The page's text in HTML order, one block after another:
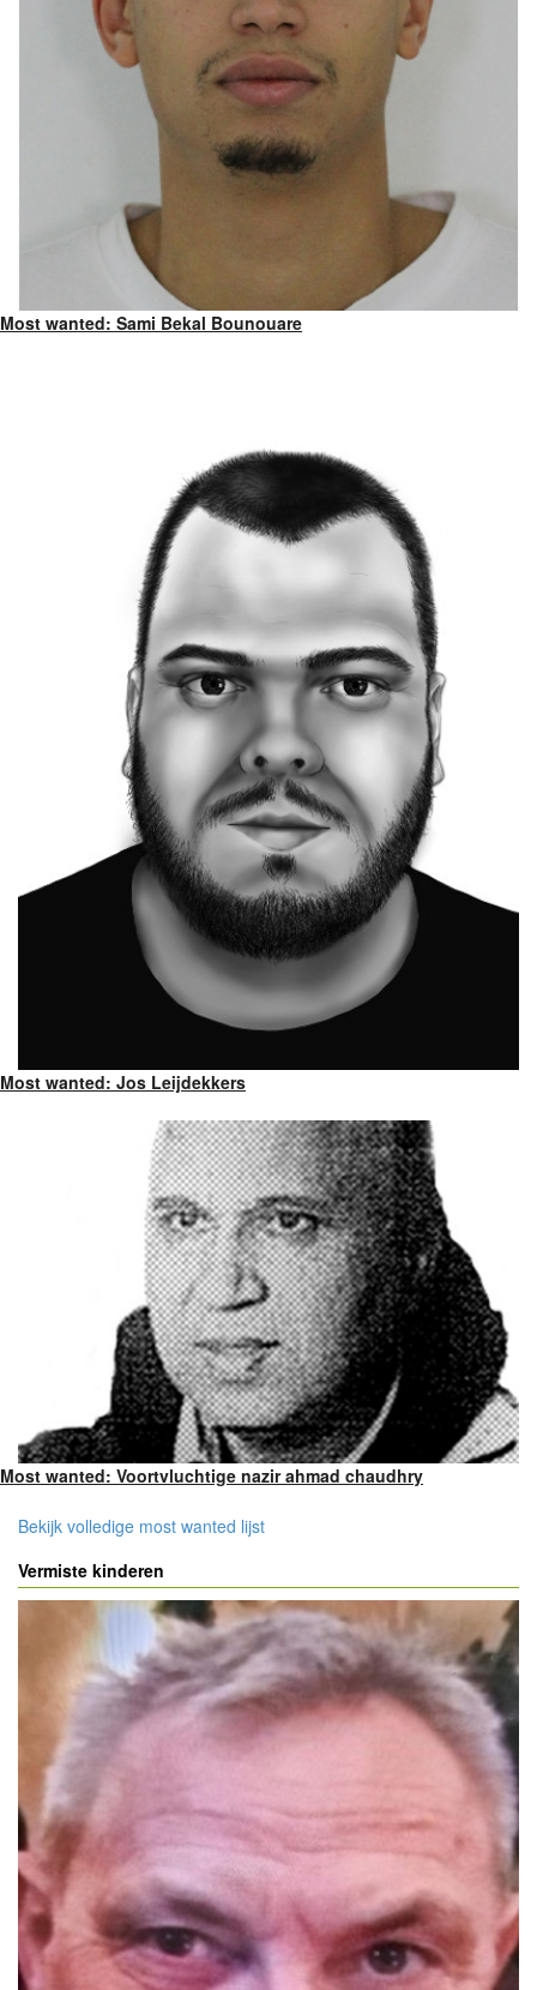
Most wanted: Sami Bekal Bounouare
Most wanted: Jos Leijdekkers
Most wanted: Voortvluchtige nazir ahmad chaudhry
Bekijk volledige most wanted lijst
Vermiste kinderen